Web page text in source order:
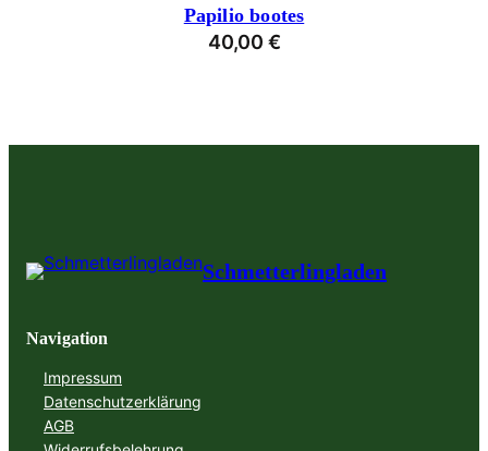
Papilio bootes
40,00 €
Schmetterlingladen
Navigation
Impressum
Datenschutzerklärung
AGB